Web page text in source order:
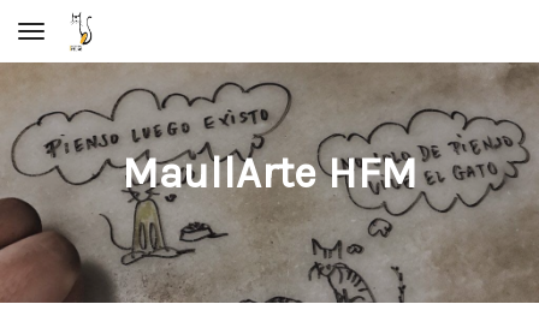
Toggle navigation
MaullArte HFM